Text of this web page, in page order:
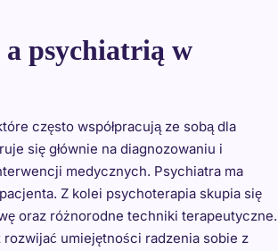
a psychiatrią w
często współpracują ze sobą dla
się głównie na diagnozowaniu i
medycznych. Psychiatra ma
Z kolei psychoterapia skupia się
oraz różnorodne techniki terapeutyczne.
umiejętności radzenia sobie z